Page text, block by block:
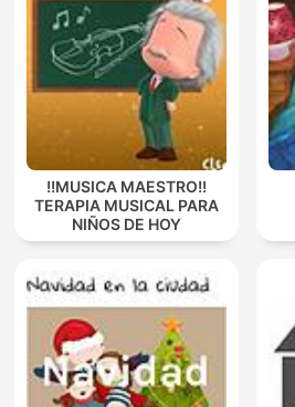
!!MUSICA MAESTRO!!
TERAPIA MUSICAL PARA
NIÑOS DE HOY